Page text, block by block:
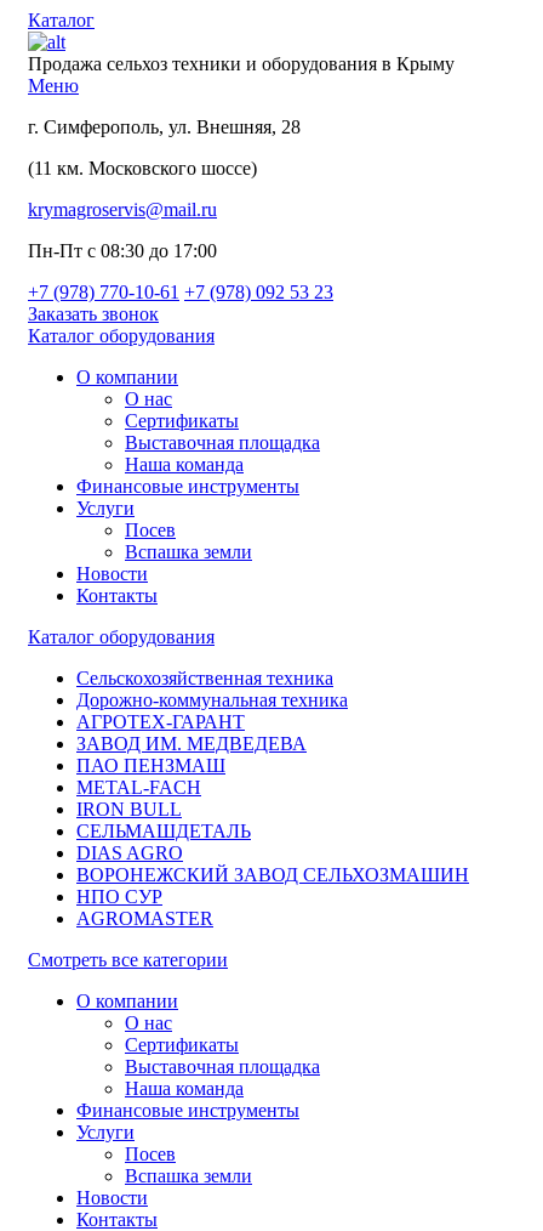
Каталог
Продажа сельхоз техники и оборудования в Крыму
Меню
г. Симферополь, ул. Внешняя, 28
(11 км. Московского шоссе)
krymagroservis@mail.ru
Пн-Пт с 08:30 до 17:00
+7 (978) 770-10-61 +7 (978) 092 53 23
Заказать звонок
Каталог оборудования
О компании
О нас
Сертификаты
Выставочная площадка
Наша команда
Финансовые инструменты
Услуги
Посев
Вспашка земли
Новости
Контакты
Каталог оборудования
Сельскохозяйственная техника
Дорожно-коммунальная техника
АГРОТЕХ-ГАРАНТ
ЗАВОД ИМ. МЕДВЕДЕВА
ПАО ПЕНЗМАШ
METAL-FACH
IRON BULL
СЕЛЬМАШДЕТАЛЬ
DIAS AGRO
ВОРОНЕЖСКИЙ ЗАВОД СЕЛЬХОЗМАШИН
НПО СУР
AGROMASTER
Смотреть все категории
О компании
О нас
Сертификаты
Выставочная площадка
Наша команда
Финансовые инструменты
Услуги
Посев
Вспашка земли
Новости
Контакты